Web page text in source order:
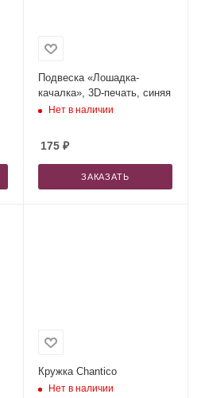
Подвеска «Лошадка-
качалка», 3D-печать, синяя
Нет в наличии
175₽
ЗАКАЗАТЬ
Кружка Chantico
Нет в наличии